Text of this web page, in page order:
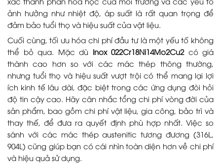
ảnh hưởng như nhiệt độ, áp suất là rất quan trọng để
đảm bảo tuổi thọ và hiệu suất của vật liệu.
Cuối cùng, tối ưu hóa chi phí đầu tư là một yếu tố không
thể bỏ qua. Mặc dù Inox 022Cr18Ni14Mo2Cu2có giá
thành cao hơn so với các mác thép thông thường,
nhưng tuổi thọ và hiệu suất vượt trội có thể mang lại lợi
ích kinh tế lâu dài, đặc biệt trong các ứng dụng đòi hỏi
độ tin cậy cao. Hãy cân nhắc tổng chi phí vòng đời của
sản phẩm, bao gồm chi phí vật liệu, gia công, bảo trì và
thay thế, để đưa ra quyết định phù hợp nhất. Việc so
sánh với các mác thép austenitic tương đương (316L,
904L) cũng giúp bạn có cái nhìn toàn diện hơn về chi phí
và hiệu quả sử dụng.